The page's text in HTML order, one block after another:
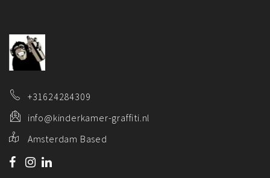
+31624284309
info@kinderkamer-graffiti.nl
Amsterdam Based